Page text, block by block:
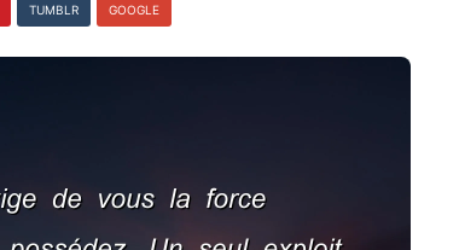
TUMBLR GOOGLE